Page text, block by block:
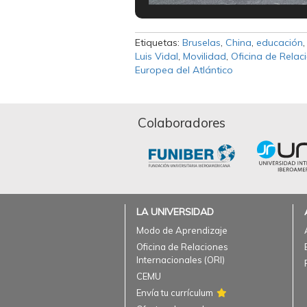
Etiquetas: Bruselas China educación
Luis Vidal Movilidad Oficina de
Europea del Atlántico
Colaboradores
LA UNIVERSIDAD
Modo de Aprendizaje
Oficina de Relaciones
Internacionales (ORI)
CEMU
Envía tu currículum